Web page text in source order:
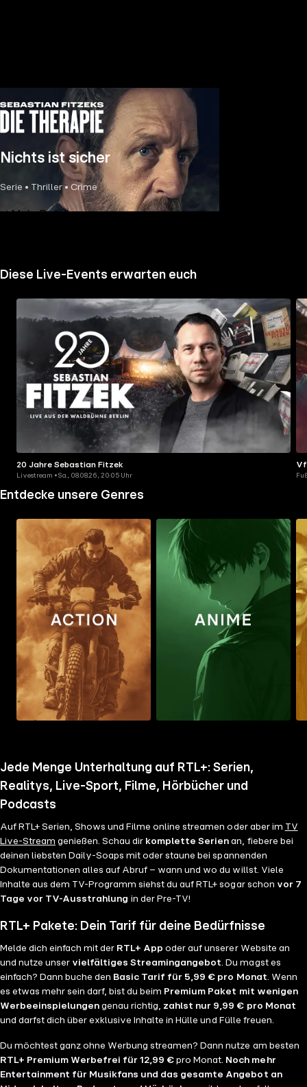
Nichts ist sicher
Serie • Thriller • Crime
Mehr Details
Diese Live-Events erwarten euch
20 Jahre Sebastian Fitzek
Livestream • Sa., 08.08.26, 20:05 Uhr
Entdecke unsere Genres
Jede Menge Unterhaltung auf RTL+: Serien,
Realitys, Live-Sport, Filme, Hörbücher und
Podcasts
Auf RTL+ Serien, Shows und Filme online streamen oder aber im TV
Live-Stream genießen. Schau dir komplette Serien an, fiebere bei
deinen liebsten Daily-Soaps mit oder staune bei spannenden
Dokumentationen alles auf Abruf – wann und wo du willst. Viele
Inhalte aus dem TV-Programm siehst du auf RTL+ sogar schon vor 7
Tage vor TV-Ausstrahlung in der Pre-TV!
RTL+ Pakete: Dein Tarif für deine Bedürfnisse
Melde dich einfach mit der RTL+ App oder auf unserer Website an
und nutze unser vielfältiges Streamingangebot. Du magst es
einfach? Dann buche den Basic Tarif für 5,99 € pro Monat. Wenn
es etwas mehr sein darf, bist du beim Premium Paket mit wenigen
Werbeeinspielungen genau richtig, zahlst nur 9,99 € pro Monat
und darfst dich über exklusive Inhalte in Hülle und Fülle freuen.
Du möchtest ganz ohne Werbung streamen? Dann nutze am besten
RTL+ Premium Werbefrei für 12,99 € pro Monat. Noch mehr
Entertainment für Musikfans und das gesamte Angebot an